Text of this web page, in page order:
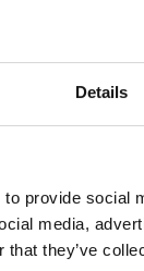
Details
provide social
media,
they’ve
bij Snip
je een
en Europese
Sculptures